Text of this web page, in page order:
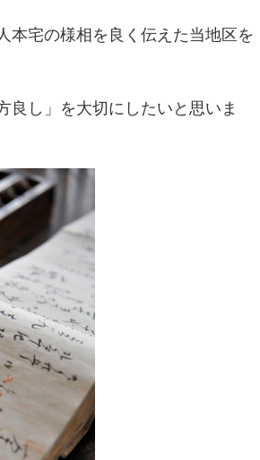
本宅の様相を良く伝えた当地区を
良し」を大切にしたいと思いま
新社長就任記念 第68回秀